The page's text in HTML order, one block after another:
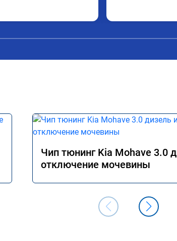
Чип тюнинг Kia Mohave 3.0
отключение мочевины